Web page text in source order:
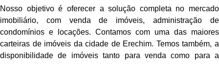
Nosso objetivo é oferecer a solução completa no mercado
imobiliário, com venda de imóveis, administração de
condomínios e locações. Contamos com uma das maiores
carteiras de imóveis da cidade de Erechim. Temos também, a
disponibilidade de imóveis tanto para venda como para a